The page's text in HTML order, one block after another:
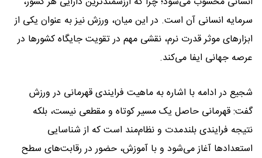
سرمایه انسانی آن است. در این میان، ورزش نیز به عنوان یکی از
ابزارهای موثر قدرت نرم، نقشی مهم در تقویت جایگاه کشورها در
عرصه جهانی ایفا می‌کند.
شجیع در ادامه با اشاره به ماهیت فرایندی قهرمانی در ورزش
گفت: قهرمانی حاصل یک مسیر کوتاه و مقطعی نیست، بلکه
نتیجه فرایندی بلندمدت و نظام‌مند است که از شناسایی
استعدادها آغاز می‌شود و با آموزش، حضور در رقابت‌های سطح